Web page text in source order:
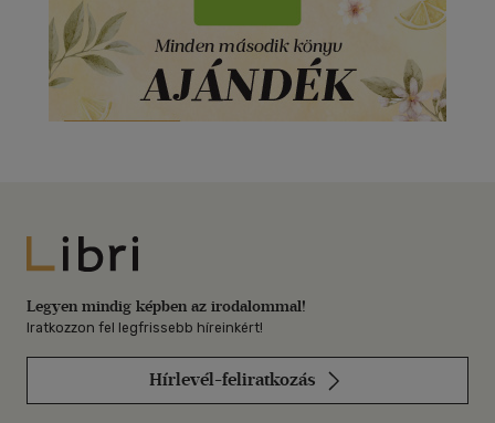
Libri
Legyen mindig képben az irodalommal!
Iratkozzon fel legfrissebb híreinkért!
Hírlevél-feliratkozás